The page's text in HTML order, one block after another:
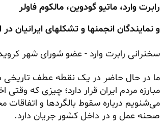
رابرت وارد، ماتیو گودوین، مالکوم فاولر
و نمایندگان انجمنها و تشکلهای ایرانیان در
سخنرانی رابرت وارد - عضو شورای شهر
ما در حال حاضر در یک نقطه عطف تاریخی
مبارزه مردم ایران قرار دارد؛ چیزی که
می‌شنویم درباره سقوط بالگردها و
صحنه عمل و در داخل کشور جریان دارد.